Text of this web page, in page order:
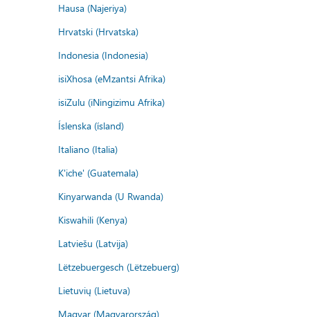
Hausa (Najeriya)
Hrvatski (Hrvatska)
Indonesia (Indonesia)
isiXhosa (eMzantsi Afrika)
isiZulu (iNingizimu Afrika)
Íslenska (ísland)
Italiano (Italia)
K'iche' (Guatemala)
Kinyarwanda (U Rwanda)
Kiswahili (Kenya)
Latviešu (Latvija)
Lëtzebuergesch (Lëtzebuerg)
Lietuvių (Lietuva)
Magyar (Magyarország)